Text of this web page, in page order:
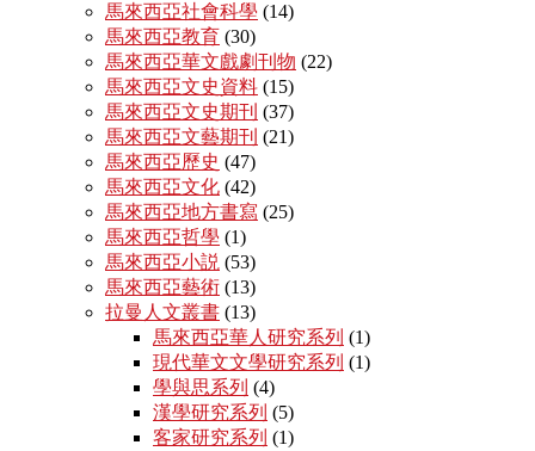
馬來西亞社會科學 (14)
馬來西亞教育 (30)
馬來西亞華文戲劇刊物 (22)
馬來西亞文史資料 (15)
馬來西亞文史期刊 (37)
馬來西亞文藝期刊 (21)
馬來西亞歷史 (47)
馬來西亞文化 (42)
馬來西亞地方書寫 (25)
馬來西亞哲學 (1)
馬來西亞小説 (53)
馬來西亞藝術 (13)
拉曼人文叢書 (13)
馬來西亞華人研究系列 (1)
現代華文文學研究系列 (1)
學與思系列 (4)
漢學研究系列 (5)
客家研究系列 (1)